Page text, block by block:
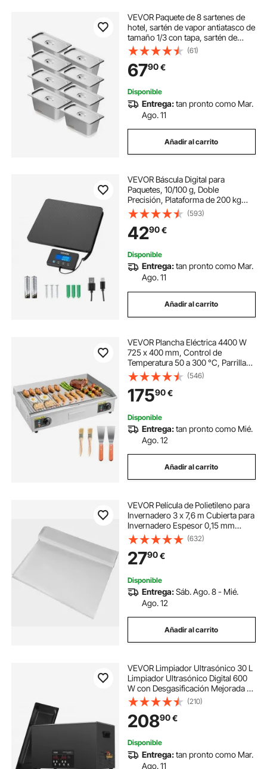
VEVOR Paquete de 8 sartenes de
hotel, sartén de vapor antiatasco de
tamaño 1/3 con tapa, sartén de
mesa de vapor de acero inoxidable
de 0,8 mm de espesor, sartén de
mesa comercial de 6 pulgadas de
profundidad, sartén de
almacenamiento de alimentos para
catering, para industrial y científico
(61)
6790€
Disponible
Entrega:tan pronto como Mar.
Ago. 11
Añadir al carrito
VEVOR Báscula Digital para
Paquetes, 10/100 g, Doble
Precisión, Plataforma de 200 kg
con Función de Tara/Retención y
Pantalla LCD, para Paquetes, Envíos
y Equipaje, con Batería y Cable de
Carga
(593)
4290€
Disponible
Entrega:tan pronto como Mar.
Ago. 11
Añadir al carrito
VEVOR Plancha Eléctrica 4400 W
725 x 400 mm, Control de
Temperatura 50 a 300 °C, Parrilla
de Encimera de Acero Inoxidable
con Superficie Plana, 4
Almohadillas para los Pies, para
Carne y Panqueques
(546)
17590€
Disponible
Entrega:tan pronto como Mié.
Ago. 12
Añadir al carrito
VEVOR Película de Polietileno para
Invernadero 3 x 7,6 m Cubierta para
Invernadero Espesor 0,15 mm
Plásticos para Invernaderos, para
Proyectos Industriales,
Residenciales, Agricultura,
Mampostería
(632)
2790€
Disponible
Entrega:Sáb. Ago. 8 - Mié.
Ago. 12
Añadir al carrito
VEVOR Limpiador Ultrasónico 30 L
Limpiador Ultrasónico Digital 600
W con Desgasificación Mejorada y
Modo Suave Limpiador Ultrasónico
Industrial 40 kHz con Temporizador
y Calentador para Joyería
(210)
20890€
Disponible
Entrega:tan pronto como Mar.
Ago. 11